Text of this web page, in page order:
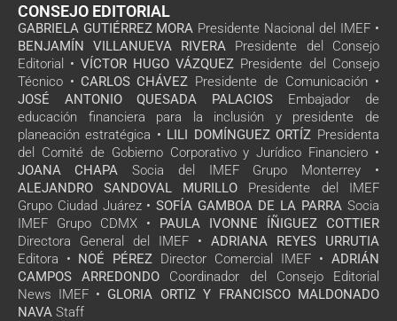
CONSEJO EDITORIAL
GABRIELA GUTIÉRREZ MORA Presidente Nacional del IMEF •
BENJAMÍN VILLANUEVA RIVERA Presidente del Consejo
Editorial • VÍCTOR HUGO VÁZQUEZ Presidente del Consejo
Técnico • CARLOS CHÁVEZ Presidente de Comunicación •
JOSÉ ANTONIO QUESADA PALACIOS Embajador de
educación financiera para la inclusión y presidente de
planeación estratégica • LILI DOMÍNGUEZ ORTÍZ Presidenta
del Comité de Gobierno Corporativo y Jurídico Financiero •
JOANA CHAPA Socia del IMEF Grupo Monterrey •
ALEJANDRO SANDOVAL MURILLO Presidente del IMEF
Grupo Ciudad Juárez • SOFÍA GAMBOA DE LA PARRA Socia
IMEF Grupo CDMX • PAULA IVONNE ÍÑIGUEZ COTTIER
Directora General del IMEF • ADRIANA REYES URRUTIA
Editora • NOÉ PÉREZ Director Comercial IMEF • ADRIÁN
CAMPOS ARREDONDO Coordinador del Consejo Editorial
News IMEF • GLORIA ORTIZ Y FRANCISCO MALDONADO
NAVA Staff